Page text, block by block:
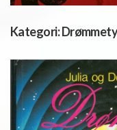
Kategori: